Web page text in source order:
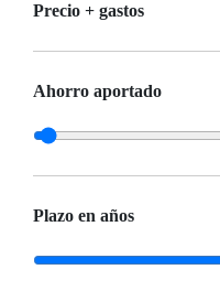
Precio + gastos
Ahorro aportado
Plazo en años